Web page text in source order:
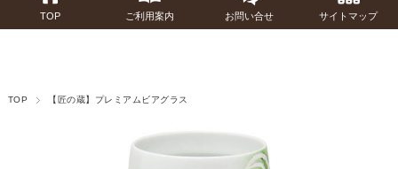
TOP ご利用案内 お問い合せ サイトマップ
TOP 【匠の蔵】プレミアムビアグラス